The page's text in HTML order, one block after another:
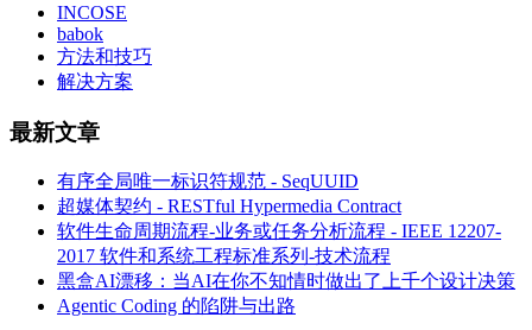
INCOSE
babok
方法和技巧
解决方案
最新文章
有序全局唯一标识符规范 - SeqUUID
超媒体契约 - RESTful Hypermedia Contract
软件生命周期流程-业务或任务分析流程 - IEEE 12207-
2017 软件和系统工程标准系列-技术流程
黑盒AI漂移：当AI在你不知情时做出了上千个设计决策
Agentic Coding 的陷阱与出路